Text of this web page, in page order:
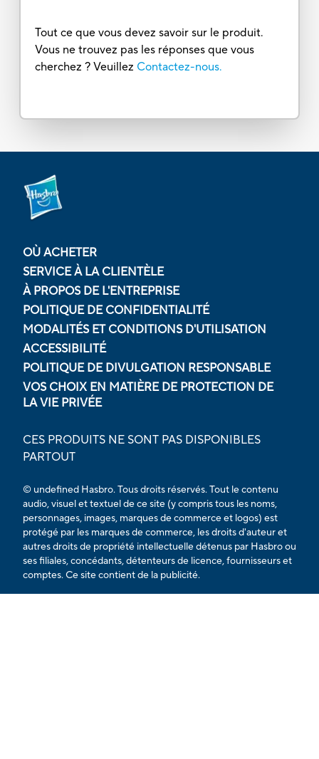
Tout ce que vous devez savoir sur le produit.
Vous ne trouvez pas les réponses que vous
cherchez ? Veuillez Contactez-nous.
OÙ ACHETER
SERVICE À LA CLIENTÈLE
À PROPOS DE L'ENTREPRISE
POLITIQUE DE CONFIDENTIALITÉ
MODALITÉS ET CONDITIONS D'UTILISATION
ACCESSIBILITÉ
POLITIQUE DE DIVULGATION RESPONSABLE
VOS CHOIX EN MATIÈRE DE PROTECTION DE
LA VIE PRIVÉE
CES PRODUITS NE SONT PAS DISPONIBLES
PARTOUT
© undefined Hasbro. Tous droits réservés. Tout le contenu
audio, visuel et textuel de ce site (y compris tous les noms,
personnages, images, marques de commerce et logos) est
protégé par les marques de commerce, les droits d'auteur et
autres droits de propriété intellectuelle détenus par Hasbro ou
ses filiales, concédants, détenteurs de licence, fournisseurs et
comptes. Ce site contient de la publicité.